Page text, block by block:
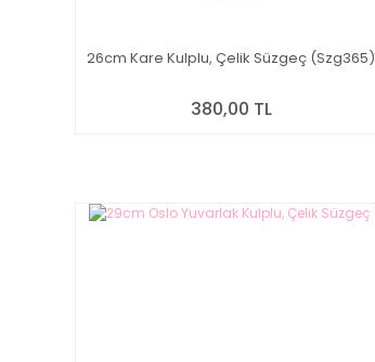
26cm Kare Kulplu, Çelik Süzgeç (Szg365)
380,00 TL